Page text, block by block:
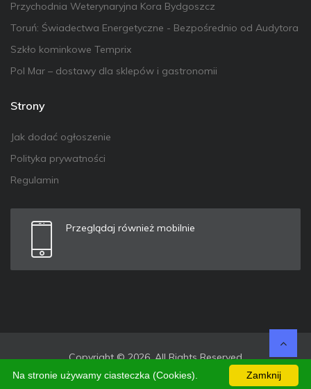
Przychodnia Weterynaryjna Kora Bydgoszcz
Toruń: Świadectwa Energetyczne - Bezpośrednio od Audytora
Szkło kominkowe Temprix
Pol Mar – dostawy dla sklepów i gastronomii
Strony
Jak dodać ogłoszenie
Polityka prywatności
Regulamin
Przeglądaj również mobilnie
Copyright © 2026. All Rights Reserved
Zamknij
Na stronie używamy ciasteczka (Cookies).